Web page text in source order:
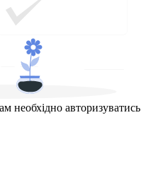
необхідно авторизуватись